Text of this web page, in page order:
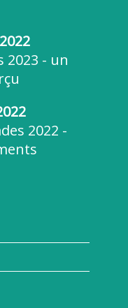
2023 - un
2022 -